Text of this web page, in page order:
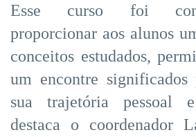
Esse curso foi
proporcionar aos alunos
conceitos estudados,
um encontre significados
sua trajetória pessoal
destaca o coordenador